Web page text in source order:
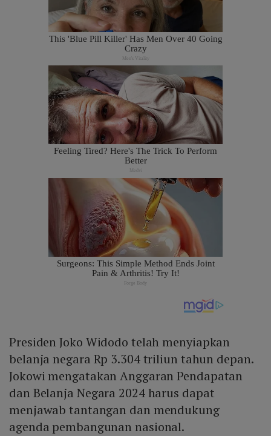
Presiden Joko Widodo telah menyiapkan
belanja negara Rp 3.304 triliun tahun depan.
Jokowi mengatakan Anggaran Pendapatan
dan Belanja Negara 2024 harus dapat
menjawab tantangan dan mendukung
agenda pembangunan nasional.